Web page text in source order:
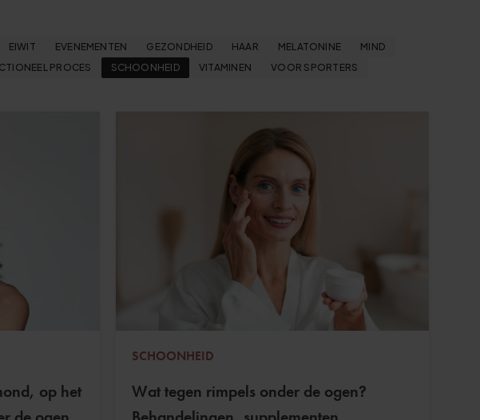
EIWIT EVENEMENTEN GEZONDHEID HAAR MELATONINE
MIND
PROCES SCHOONHEID VITAMINEN VOOR SPORTERS
op het
SCHOONHEID
Wat tegen rimpels onder de ogen?